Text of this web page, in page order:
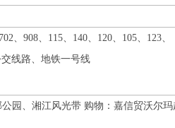
、908、115、140、120、105、123、
交线路、地铁一号线
园、湘江风光带 购物：嘉信贸沃尔玛